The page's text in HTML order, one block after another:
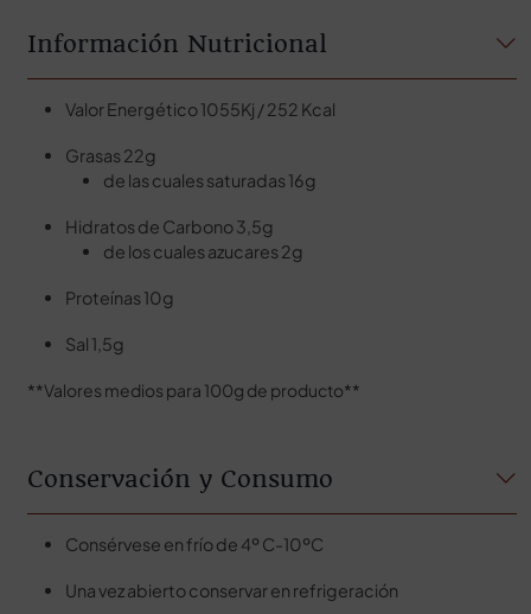
Información Nutricional
Valor Energético 1055Kj / 252 Kcal
Grasas 22g
de las cuales saturadas 16g
Hidratos de Carbono 3,5g
de los cuales azucares 2g
Proteínas 10g
Sal 1,5g
**Valores medios para 100g de producto**
Conservación y Consumo
Consérvese en frío de 4º C-10ºC
Una vez abierto conservar en refrigeración